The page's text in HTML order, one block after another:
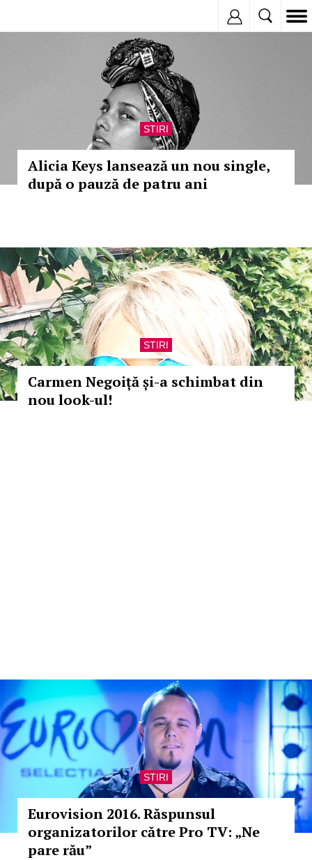
STIRI
Alicia Keys lansează un nou single,
după o pauză de patru ani
STIRI
Carmen Negoiță și-a schimbat din
nou look-ul!
STIRI
Eurovision 2016. Răspunsul
organizatorilor către Pro TV: „Ne
pare rău”